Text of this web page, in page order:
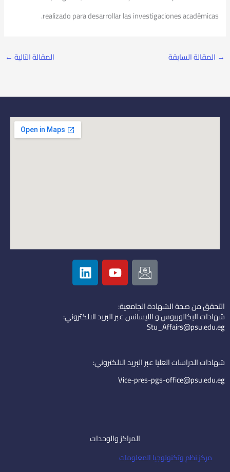
realizado para desarrollar las investigaciones académicas.
→ المقالة السابقة المقالة التالية ←
I
c
o
n
-
e
i
l
Y
o
u
u
b
L
i
n
e
d
التحقق من صحة الشهادة الجامعية:
شهادات البكالوريوس و الليسانس عبر البريد الالكتروني:
Stu_Affairs@psu.edu.eg
شهادات الدراسات العليا عبر البريد الالكتروني:
Vice-pres-pgs-office@psu.edu.eg
المراكز والوحدات
مركز نظم وتكنولوجيا المعلومات